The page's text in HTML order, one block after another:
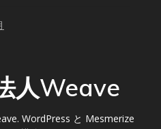
人Weave
WordPress と Mesmerize